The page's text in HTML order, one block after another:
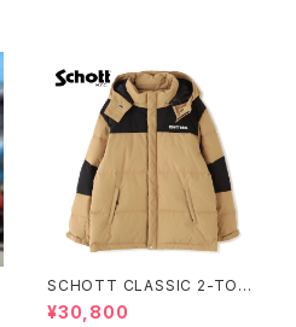
SCHOTT CLASSIC 2-TONE
DOWN JACKET
¥30,800